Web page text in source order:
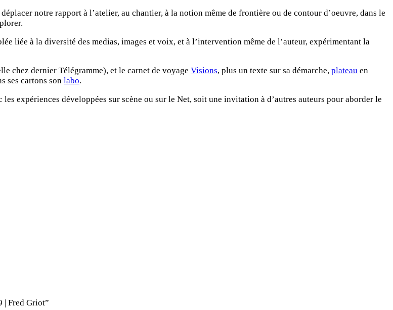
notre rapport à l’atelier, au chantier, à la notion même de frontière ou de contour d’oeuvre, dans le
liée à la diversité des medias, images et voix, et à l’intervention même de l’auteur, expérimentant la
chez dernier Télégramme), et le carnet de voyage Visions, plus un texte sur sa démarche, plateau en
ses cartons son labo.
expériences développées sur scène ou sur le Net, soit une invitation à d’autres auteurs pour aborder le
| Fred Griot”